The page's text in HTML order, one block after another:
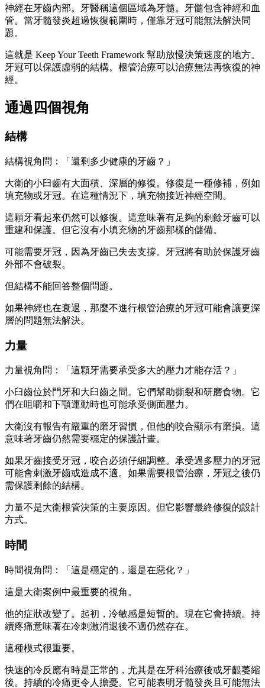
神經在牙齒內部。牙醫稱這個區域為牙髓。牙髓包含神經和血
管。當牙髓發炎超過恢復範圍時，僅靠牙冠可能無法解決問
題。
這就是 Keep Your Teeth Framework 幫助放慢決策速度的地方。
牙冠可以保護虛弱的結構。根管治療可以治療無法再恢復的神
經。
通過四個視角
結構
結構視角問：「還剩多少健康的牙齒？」
大衛的小臼齒有大面積、深層的修復。修復是一種修補，例如
填充物或牙冠。在這種情況下，填充物接近神經空間。
這顆牙看起來仍然可以修復。這意味著有足夠的剩餘牙齒可以
重建和保護。但它沒有小填充物的牙齒那樣的儲備。
可能需要牙冠，因為牙齒已失去支撐。牙冠將有助於保護牙齒
外部不會破裂。
但結構不能回答整個問題。
如果神經也在衰退，那麼不進行根管治療的牙冠可能會讓更深
層的問題無法解決。
力量
力量視角問：「這顆牙需要承受多大的壓力才能存活？」
小臼齒位於門牙和大臼齒之間。它們幫助撕裂和研磨食物。它
們在咀嚼和下顎運動時也可能承受側面壓力。
大衛沒有報告有嚴重的磨牙習慣，但他的咬合顯示有磨損。這
意味著牙齒仍然需要穩定的保護計畫。
如果牙齒接受牙冠，咬合必須仔細調整。承受過多壓力的牙冠
可能會刺激牙齒或造成不適。如果需要根管治療，牙冠之後仍
需保護剩餘的結構。
力量不是大衛根管決策的主要原因。但它影響最終修復的設計
方式。
時間
時間視角問：「這是穩定的，還是在惡化？」
這是大衛案例中最重要的視角。
他的症狀改變了。起初，冷敏感是短暫的。現在它會持續。持
續疼痛意味著在冷刺激消退後不適仍然存在。
這種模式很重要。
快速的冷反應有時是正常的，尤其是在牙科治療後或牙齦萎縮
後。持續的冷痛更令人擔憂。它可能表明牙髓發炎且可能無法